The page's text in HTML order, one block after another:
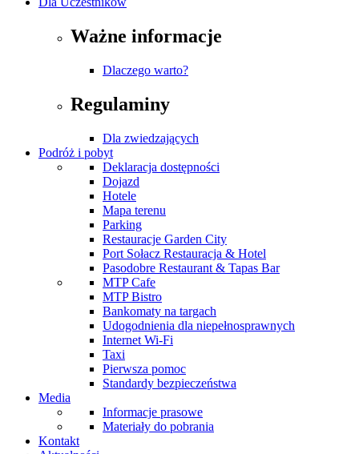
Ważne informacje
Dlaczego warto?
Regulaminy
Dla zwiedzających
Podróż i pobyt
Deklaracja dostępności
Dojazd
Hotele
Mapa terenu
Parking
Restauracje Garden City
Port Sołacz Restauracja & Hotel
Pasodobre Restaurant & Tapas Bar
MTP Cafe
MTP Bistro
Bankomaty na targach
Udogodnienia dla niepełnosprawnych
Internet Wi-Fi
Taxi
Pierwsza pomoc
Standardy bezpieczeństwa
Media
Informacje prasowe
Materiały do pobrania
Kontakt